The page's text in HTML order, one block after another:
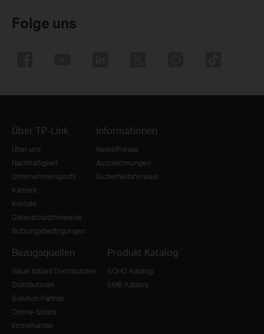
Folge uns
Über TP-Link
Über uns
Nachhaltigkeit
Unternehmensprofil
Karriere
Kontakt
Datenschutzhinweise
Nutzungsbedingungen
Informationen
News/Presse
Auszeichnungen
Sicherheitshinweis
Bezugsquellen
Value Added Distributoren
Distributoren
Solution Partner
Online-Shops
Einzelhandel
Produkt Katalog
SOHO Katalog
SMB Katalog